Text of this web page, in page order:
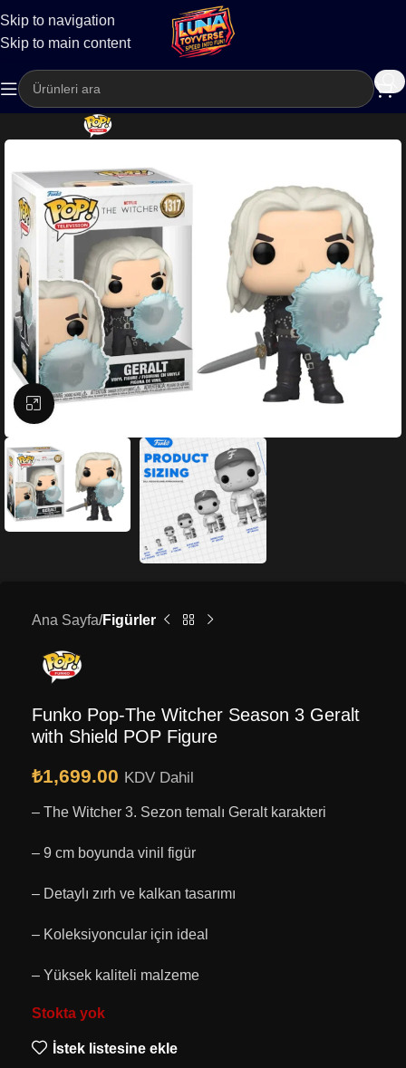
Skip to navigation
Skip to main content
Kargo
Büyütmek için tıklayın
Ana Sayfa Figürler
Funko Pop-The Witcher Season 3 Geralt
with Shield POP Figure
₺1,699.00 KDV Dahil
– The Witcher 3. Sezon temalı Geralt karakteri
– 9 cm boyunda vinil figür
– Detaylı zırh ve kalkan tasarımı
– Koleksiyoncular için ideal
– Yüksek kaliteli malzeme
Stokta yok
İstek listesine ekle